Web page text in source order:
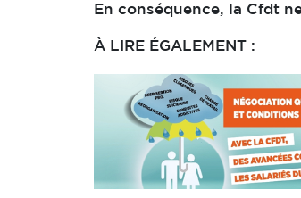
En conséquence, la Cfdt
À LIRE ÉGALEMENT :